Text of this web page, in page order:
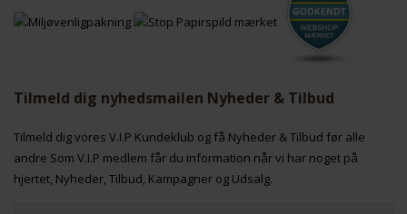
Tilmeld dig nyhedsmailen Nyheder & Tilbud
Tilmeld dig vores V.I.P Kundeklub og få Nyheder & Tilbud før alle
andre Som V.I.P medlem får du information når vi har noget på
hjertet, Nyheder, Tilbud, Kampagner og Udsalg.